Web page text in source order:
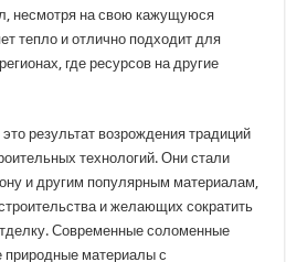
несмотря на свою кажущуюся
тепло и отлично подходит для
где ресурсов на другие
результат возрождения традиций
технологий. Они стали
и другим популярным материалам,
и желающих сократить
Современные соломенные
природные материалы с